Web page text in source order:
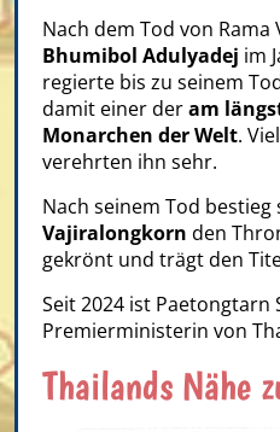
Nach dem Tod von
Bhumibol Adulyadej im
regierte bis zu seinem
damit einer deram
Monarchen der Welt.
verehrten ihn sehr.
Nach seinem Tod bestieg
Vajiralongkorn den
gekrönt und trägt den
Seit2024 ist Paetongtarn
Premierministerin von
Thailands Nähe